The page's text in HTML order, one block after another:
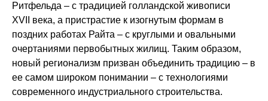
Ритфельда – с традицией голландской живописи
XVII века, а пристрастие к изогнутым формам в
поздних работах Райта – с круглыми и овальными
очертаниями первобытных жилищ. Таким образом,
новый регионализм призван объединить традицию – в
ее самом широком понимании – с технологиями
современного индустриального строительства.